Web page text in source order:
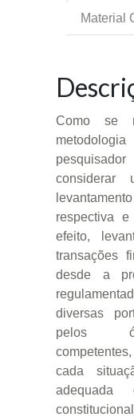
Material
Como se
considerar
respectiva
efeito,
transações
desde a
diversas
pelos
cada
adequada